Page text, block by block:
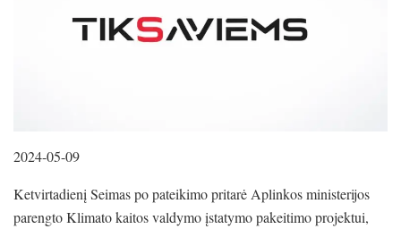
2024-05-09
Ketvirtadienį Seimas po pateikimo pritarė Aplinkos ministerijos
parengto Klimato kaitos valdymo įstatymo pakeitimo projektui,